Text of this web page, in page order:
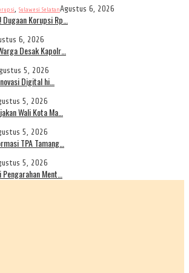
, Sulawesi SelatanAgustus 6, 2026
Dugaan Korupsi Rp…
6, 2026
Desak Kapolr…
5, 2026
Digital hi…
5, 2026
Wali Kota Ma…
5, 2026
TPA Tamang…
5, 2026
Ment…